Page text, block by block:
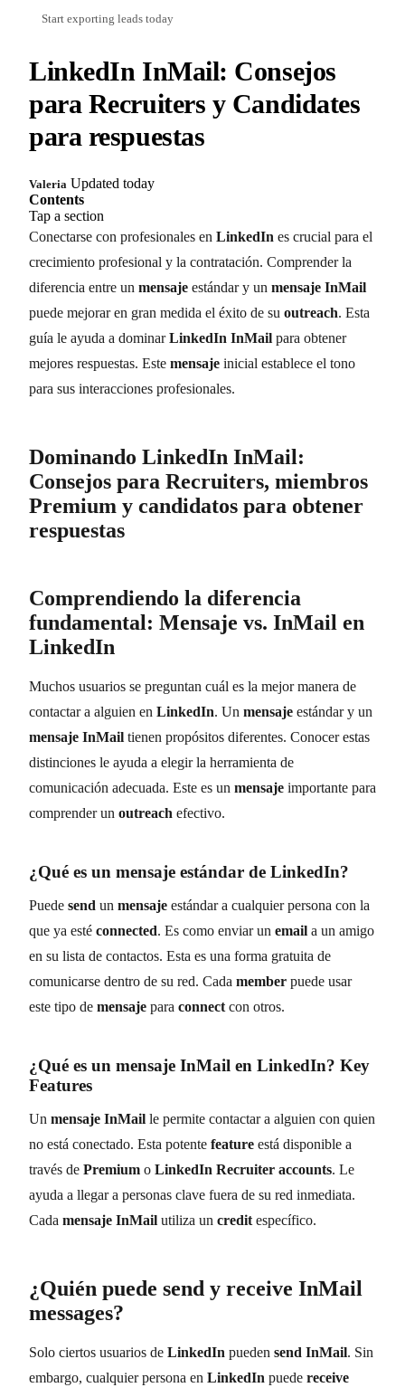
Start exporting leads today
LinkedIn InMail: Consejos
para Recruiters y Candidates
para respuestas
Valeria Updated today
Contents
Tap a section
Conectarse con profesionales en LinkedIn es crucial para el
crecimiento profesional y la contratación. Comprender la
diferencia entre un mensaje estándar y un mensaje InMail
puede mejorar en gran medida el éxito de su outreach. Esta
guía le ayuda a dominarLinkedIn InMail para obtener
mejores respuestas. Este mensaje inicial establece el tono
para sus interacciones profesionales.
Dominando LinkedIn InMail:
Consejos para Recruiters, miembros
Premium y candidatos para obtener
respuestas
Comprendiendo la diferencia
fundamental: Mensaje vs. InMail en
LinkedIn
Muchos usuarios se preguntan cuál es la mejor manera de
contactar a alguien en LinkedIn. Un mensaje estándar y un
mensaje InMail tienen propósitos diferentes. Conocer estas
distinciones le ayuda a elegir la herramienta de
comunicación adecuada. Este es un mensaje importante para
comprender un outreach efectivo.
¿Qué es un mensaje estándar de LinkedIn?
Puede send un mensaje estándar a cualquier persona con la
que ya esté connected. Es como enviar un email a un amigo
en su lista de contactos. Esta es una forma gratuita de
comunicarse dentro de su red. Cada member puede usar
este tipo de mensaje para connect con otros.
¿Qué es un mensaje InMail en LinkedIn? Key
Features
Un mensaje InMail le permite contactar a alguien con quien
no está conectado. Esta potente feature está disponible a
través de Premium o LinkedIn Recruiter accounts. Le
ayuda a llegar a personas clave fuera de su red inmediata.
Cada mensaje InMail utiliza un credit específico.
¿Quién puede send y receive InMail
messages?
Solo ciertos usuarios de LinkedIn pueden send InMail. Sin
embargo, cualquier persona en LinkedIn puede receive